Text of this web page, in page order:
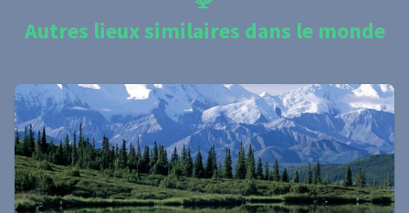
Autres lieux similaires dans le monde